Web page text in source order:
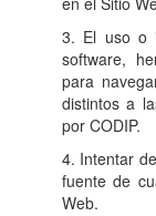
3. El uso o
software,
para
distintos a
por CODIP.
4. Intentar
fuente de
Web.